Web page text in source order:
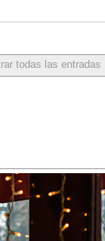
todas las entradas